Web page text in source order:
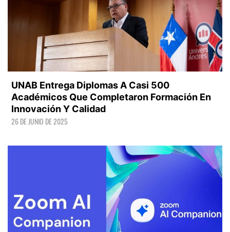
UNAB Entrega Diplomas A Casi 500
Académicos Que Completaron Formación En
Innovación Y Calidad
26 DE JUNIO DE 2025